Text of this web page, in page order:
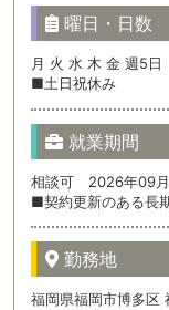
曜日・日数
月 火 水 木 金 週5日
■土日祝休み
就業期間
相談可 2026年09月
■契約更新のある長
勤務地
福岡県福岡市博多区